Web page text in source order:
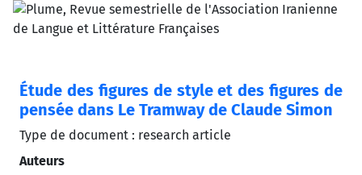
Étude des figures de style et des figures de
pensée dans Le Tramway de Claude Simon
Type de document : research article
Auteurs